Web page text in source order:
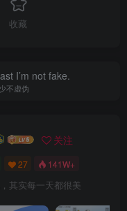
收藏
I’m not fake.
不虚伪
关注
27 141W+
其实每一天都很美